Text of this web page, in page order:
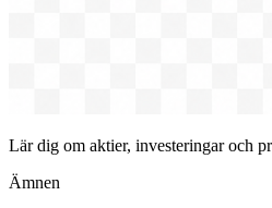
Lär dig om aktier, investeringar och
Ämnen